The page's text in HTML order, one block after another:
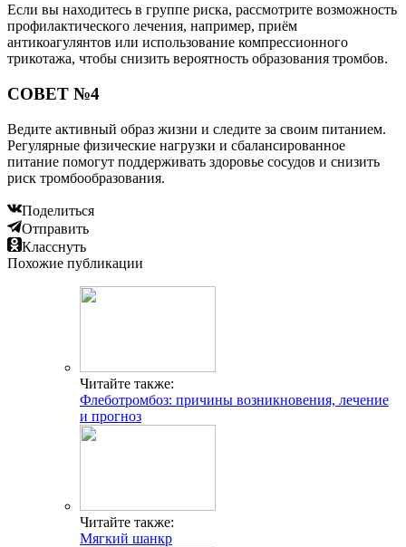
Если вы находитесь в группе риска, рассмотрите возможность
профилактического лечения, например, приём
антикоагулянтов или использование компрессионного
трикотажа, чтобы снизить вероятность образования тромбов.
СОВЕТ №4
Ведите активный образ жизни и следите за своим питанием.
Регулярные физические нагрузки и сбалансированное
питание помогут поддерживать здоровье сосудов и снизить
риск тромбообразования.
Поделиться
Отправить
Класснуть
Похожие публикации
Читайте также:
Флеботромбоз: причины возникновения, лечение
и прогноз
Читайте также:
Мягкий шанкр